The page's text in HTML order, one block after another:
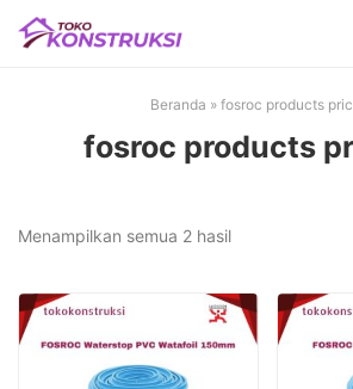
Beranda » fosroc products
fosroc products
Menampilkan semua 2 hasilDiurutkan
yang
terbaru